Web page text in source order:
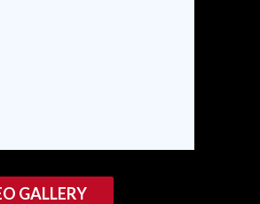
GALLERY